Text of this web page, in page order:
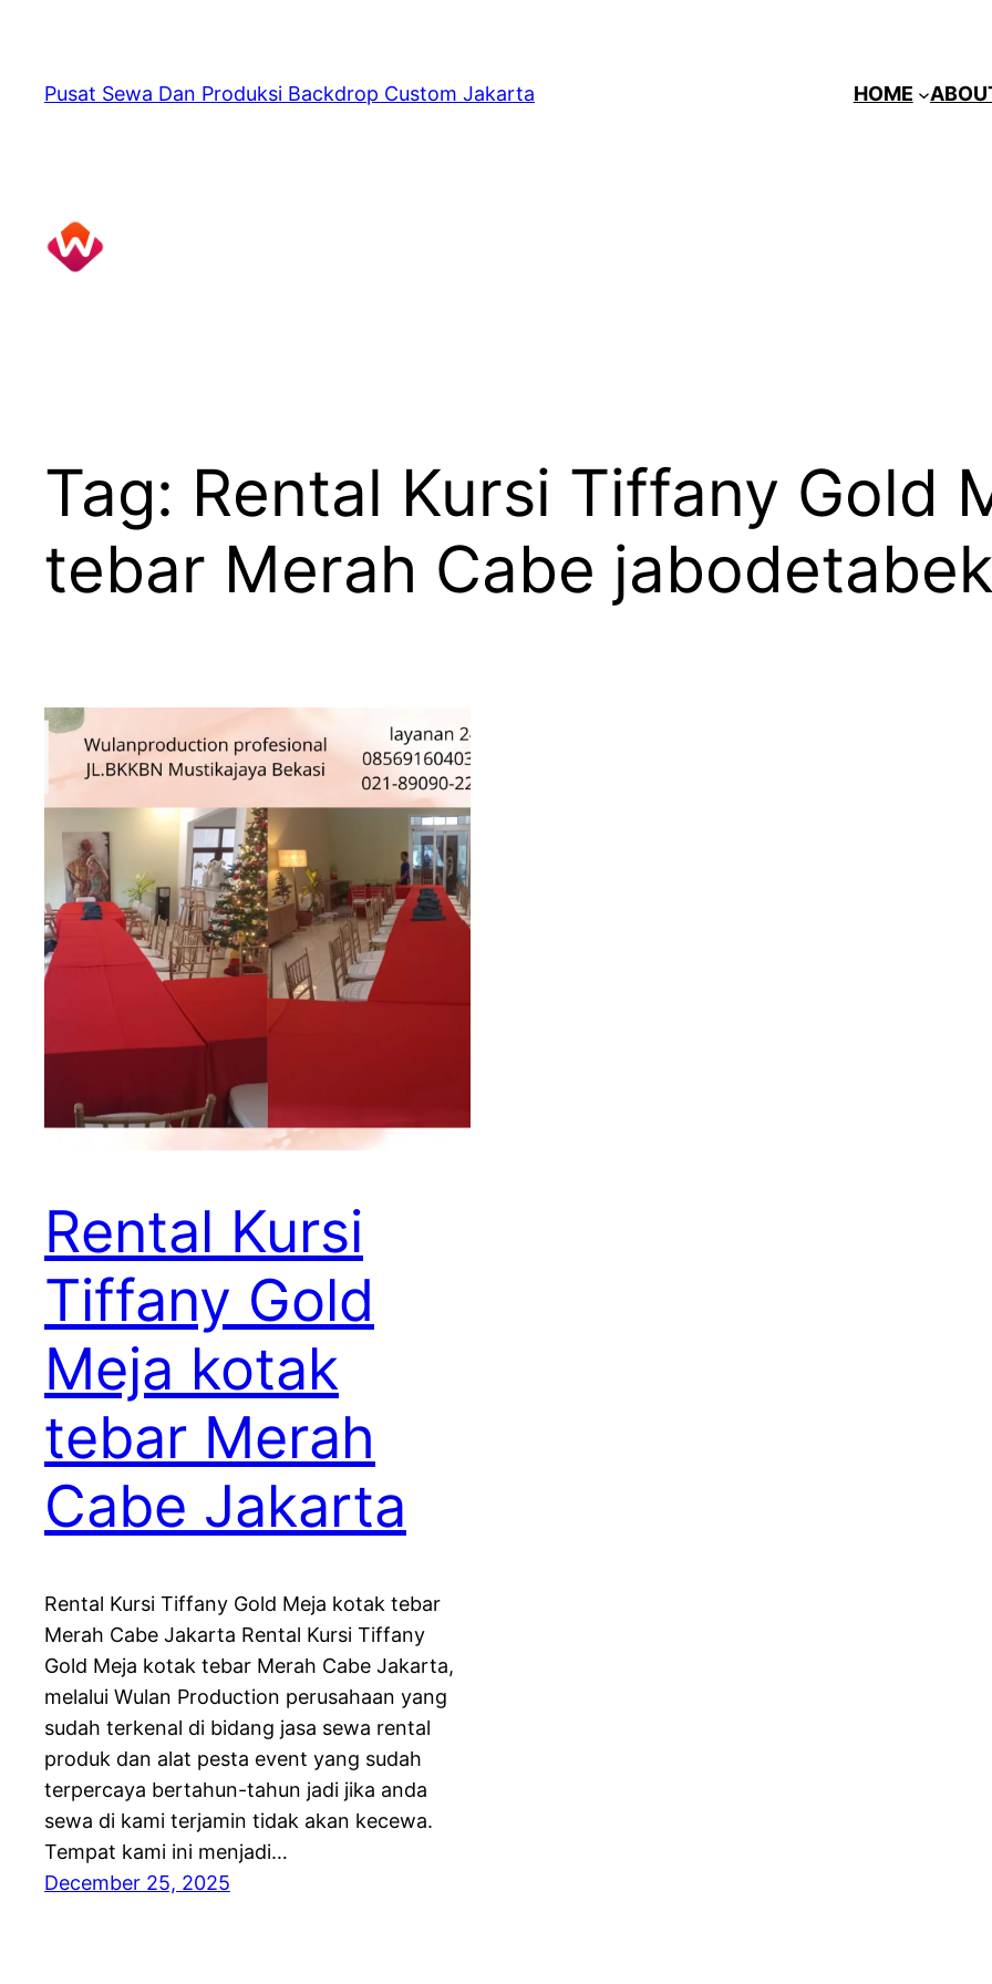
content
Pusat Sewa Dan Produksi Backdrop Custom Jakarta HOME
Tag: Rental Kursi Tiffany Gold
tebar Merah Cabe
Rental Kursi
Tiffany Gold
Meja kotak
tebar Merah
Cabe Jakarta
Rental Kursi Tiffany Gold Meja kotak tebar
Merah Cabe Jakarta Rental Kursi Tiffany
Gold Meja kotak tebar Merah Cabe Jakarta,
melalui Wulan Production perusahaan yang
sudah terkenal di bidang jasa sewa rental
produk dan alat pesta event yang sudah
terpercaya bertahun-tahun jadi jika anda
sewa di kami terjamin tidak akan kecewa.
Tempat kami ini menjadi…
December 25, 2025